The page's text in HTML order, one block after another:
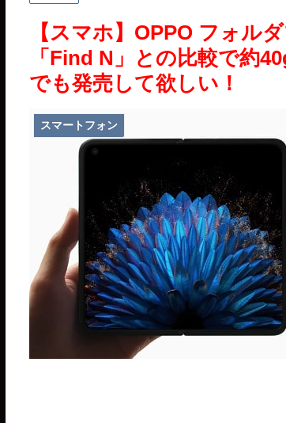
【スマホ】OPPO フォル
「Find N」との比較で約
でも発売して欲しい！
スマートフォン